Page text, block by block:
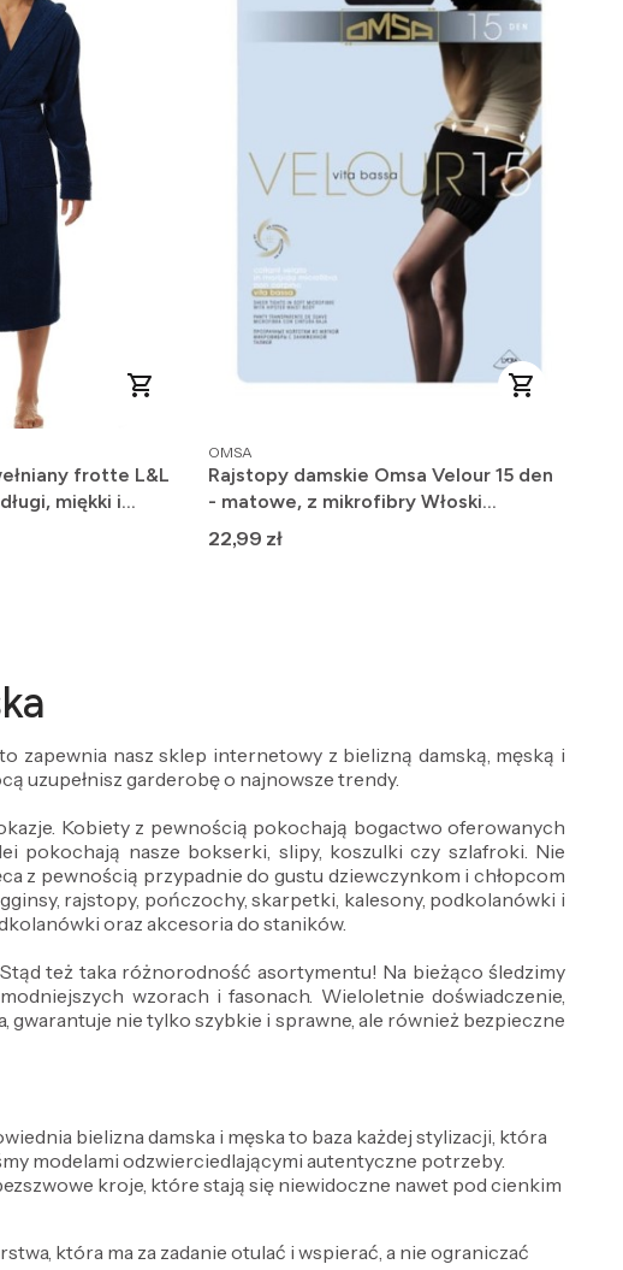
frotte L&L
miękki i
PRODUCENT
OMSA
Rajstopy damskie Omsa Velour 15 den
- matowe, z mikrofibry Włoski
Producent
Cena
22,99 zł
zapewnia nasz sklep internetowy z bielizną damską, męską i
uzupełnisz garderobę o najnowsze trendy.
Kobiety z pewnością pokochają bogactwo oferowanych
pokochają nasze bokserki, slipy, koszulki czy szlafroki. Nie
z pewnością przypadnie do gustu dziewczynkom i chłopcom
rajstopy, pończochy, skarpetki, kalesony, podkolanówki i
oraz akcesoria do staników.
też taka różnorodność asortymentu! Na bieżąco śledzimy
wzorach i fasonach. Wieloletnie doświadczenie,
gwarantuje nie tylko szybkie i sprawne, ale również bezpieczne
bielizna damska i męska to baza każdej stylizacji, która
modelami odzwierciedlającymi autentyczne potrzeby.
kroje, które stają się niewidoczne nawet pod cienkim
która ma za zadanie otulać i wspierać, a nie ograniczać